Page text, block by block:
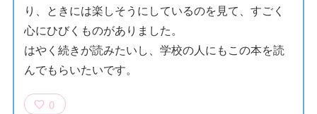
り、ときには楽しそうにしているのを見て、すごく
心にひびくものがありました。
はやく続きが読みたいし、学校の人にもこの本を読
んでもらいたいです。
0